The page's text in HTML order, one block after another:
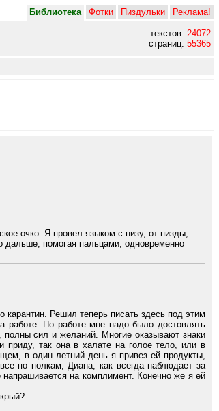
Библиотека Фотки Пиздульки Реклама!
текстов: 24072
страниц: 55365
очко. Я провел языком с низу, от пизды,
дальше, помогая пальцами, одновременно
Решил теперь писать здесь под этим
работе. По работе мне надо было достовлять
сил и желаний. Многие оказывают знаки
приду, так она в халате на голое тело, или в
в один летний день я привез ей продукты,
по полкам, Диана, как всегда наблюдает за
на комплимент. Конечно же я ей